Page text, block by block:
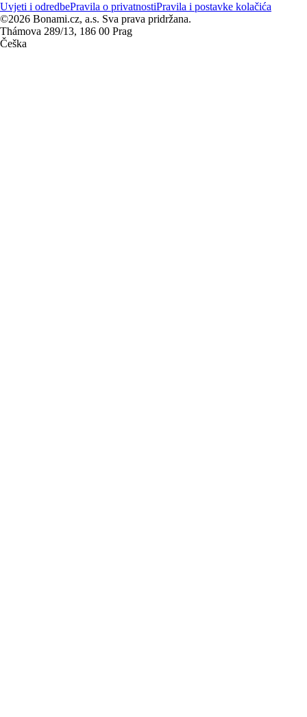
Uvjeti i odredbePravila o privatnostiPravila i postavke kolačića
©2026 Bonami.cz, a.s. Sva prava pridržana.
Thámova 289/13, 186 00 Prag
Češka